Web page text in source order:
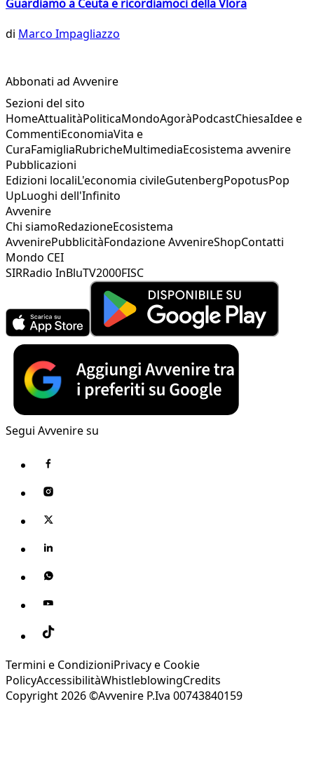
Guardiamo a Ceuta e ricordiamoci della Vlora
di Marco Impagliazzo
Abbonati ad Avvenire
Sezioni del sito
HomeAttualitàPoliticaMondoAgoràPodcastChiesaIdee e
CommentiEconomiaVita e
CuraFamigliaRubricheMultimediaEcosistema avvenire
Pubblicazioni
Edizioni localiL'economia civileGutenbergPopotusPop
UpLuoghi dell'Infinito
Avvenire
Chi siamoRedazioneEcosistema
AvvenirePubblicitàFondazione AvvenireShopContatti
Mondo CEI
SIRRadio InBluTV2000FISC
Segui Avvenire su
Termini e CondizioniPrivacy e Cookie
PolicyAccessibilitàWhistleblowingCredits
Copyright 2026 ©Avvenire P.Iva 00743840159